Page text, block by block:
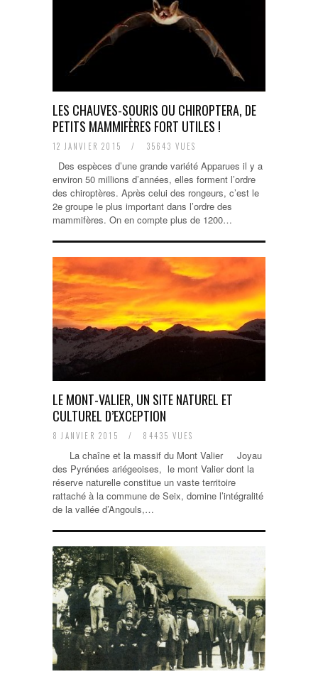
LES CHAUVES-SOURIS OU CHIROPTERA, DE
PETITS MAMMIFÈRES FORT UTILES !
12 JANVIER 2015 / 35643 VUES
Des espèces d’une grande variété Apparues il y a
environ 50 millions d’années, elles forment l’ordre
des chiroptères. Après celui des rongeurs, c’est le
2e groupe le plus important dans l’ordre des
mammifères. On en compte plus de 1200…
LE MONT-VALIER, UN SITE NATUREL ET
CULTUREL D’EXCEPTION
8 JANVIER 2015 / 84435 VUES
La chaîne et la massif du Mont Valier Joyau
des Pyrénées ariégeoises, le mont Valier dont la
réserve naturelle constitue un vaste territoire
rattaché à la commune de Seix, domine l’intégralité
de la vallée d’Angouls,…